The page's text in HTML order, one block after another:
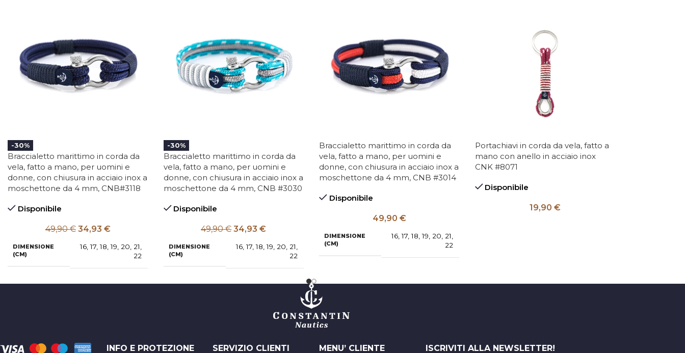
-30%
Braccialetto marittimo in corda da
vela, fatto a mano, per uomini e
donne, con chiusura in acciaio inox a
moschettone da 4 mm, CNB#3118
Disponibile
49,90€ 34,93 €
DIMENSIONE
(CM)
16 ,17 ,18 ,19 20 21
22
-30%
Braccialetto marittimo in corda da
vela, fatto a mano, per uomini e
donne, con chiusura in acciaio inox a
moschettone da 4 mm, CNB #3030
Disponibile
49,90€ 34,93€
DIMENSIONE
(CM)
16,17,18 ,19 20 21
22
Braccialetto marittimo in corda da
vela, fatto a mano, per uomini e
donne, con chiusura in acciaio inox a
moschettone da 4 mm, CNB #3014
Disponibile
49,90 €
DIMENSIONE
(CM)
16 ,17 ,18 ,19 20 21
22
Portachiavi in corda da vela, fatto a
mano con anello in acciaio inox
CNK #8071
Disponibile
19,90 €
INFO E PROTEZIONE SERVIZIO CLIENTI MENU’ CLIENTE ISCRIVITI ALLA NEWSLETTER!